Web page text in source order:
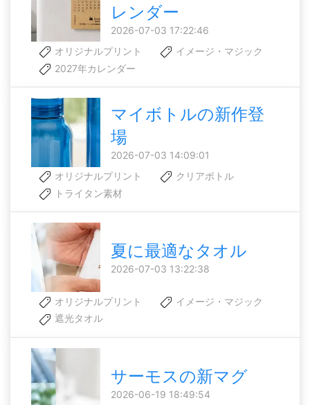
レンダー
2026-07-03 17:22:46
オリジナルプリント
イメージ・マジック
2027年カレンダー
マイボトルの新作登
場
2026-07-03 14:09:01
オリジナルプリント
クリアボトル
トライタン素材
夏に最適なタオル
2026-07-03 13:22:38
オリジナルプリント
イメージ・マジック
遮光タオル
サーモスの新マグ
2026-06-19 18:49:54